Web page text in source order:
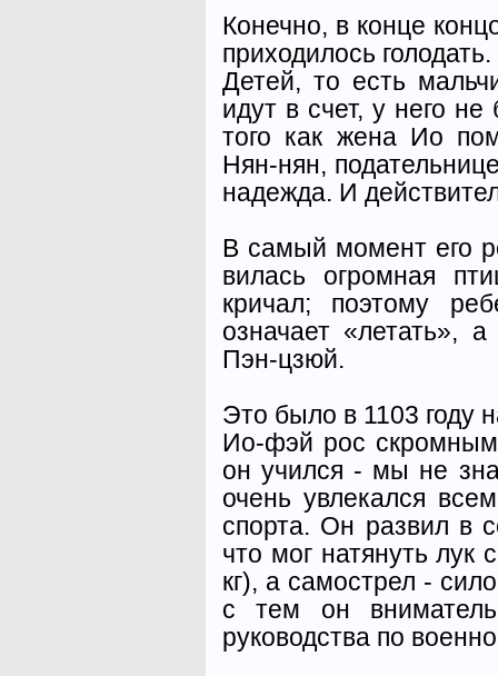
Конечно, в конце
приходилось голодать.
Детей, то есть
идут в счет, у него
того как жена Ио
Нян-нян,
надежда. И
В самый момент его
вилась огромная
кричал; поэтому
означает «летать»,
Пэн-цзюй.
Это было в 1103 году
Ио-фэй рос
он учился - мы не
очень увлекался
спорта. Он развил в
что мог натянуть лук
кг), а самострел -
с тем он
руководства по